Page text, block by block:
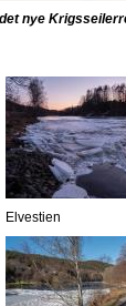
nye
Elvestien